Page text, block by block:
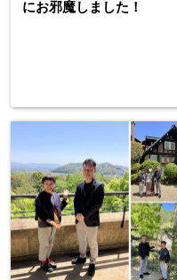
にお邪魔しました！